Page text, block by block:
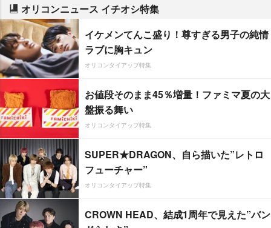
オリコンニュース イチオシ特集
イケメンてんこ盛り！尊すぎる男子の純情
ラブに胸キュン
オリコンタイアップ特集
お値段そのまま45％増量！ファミマ夏の大
盤振る舞い
オリコンタイアップ特集
SUPER★DRAGON、自ら描いた”レトロ
フューチャー”
オリコンタイアップ特集
CROWN HEAD、結成1周年で見えた”バン